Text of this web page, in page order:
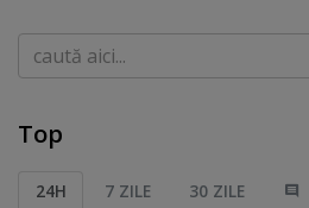
Caută
Top
24H 7 ZILE 30 ZILE